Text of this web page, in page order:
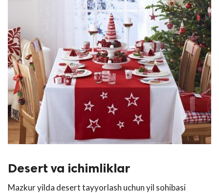
Desert va ichimliklar
Mazkur yilda desert tayyorlash uchun yil sohibasi